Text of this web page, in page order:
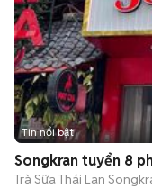
Tin nổi bật
Songkran tuyển 8
Trà Sữa Thái Lan